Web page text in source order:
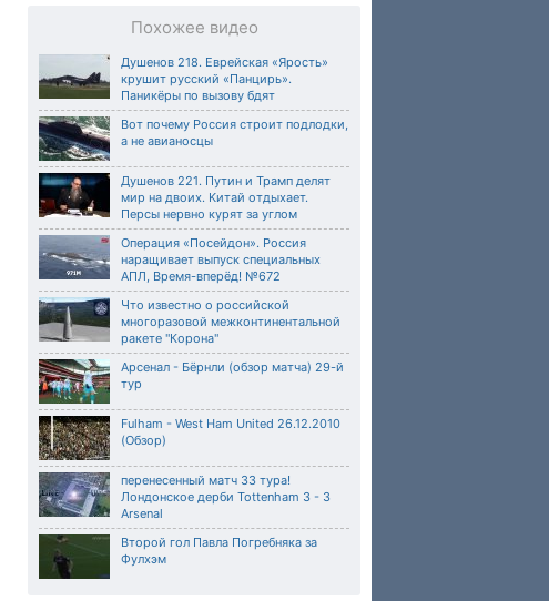
Похожее видео
Душенов 218. Еврейская «Ярость»
крушит русский «Панцирь».
Паникёры по вызову бдят
Вот почему Россия строит подлодки,
а не авианосцы
Душенов 221. Путин и Трамп дeлят
миp на двоих. Kитай отдыхает.
Персы нервно курят за углом
Операция «Посейдон». Россия
наращивает выпуск специальных
АПЛ, Время-вперёд! №672
Что известно о российской
многоразовой межконтинентальной
ракете "Корона"
Арсенал - Бёрнли (обзор матча) 29-й
тур
Fulham - West Ham United 26.12.2010
(Обзор)
перенесенный матч 33 тура!
Лондонское дерби Tottenham 3 - 3
Arsenal
Второй гол Павла Погребняка за
Фулхэм